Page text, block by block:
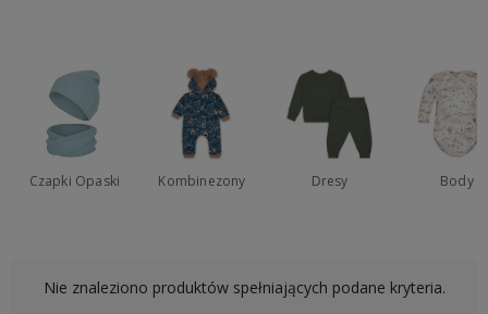
Czapki Opaski Kombinezony Dresy Body
Nie znaleziono produktów spełniających podane kryteria.